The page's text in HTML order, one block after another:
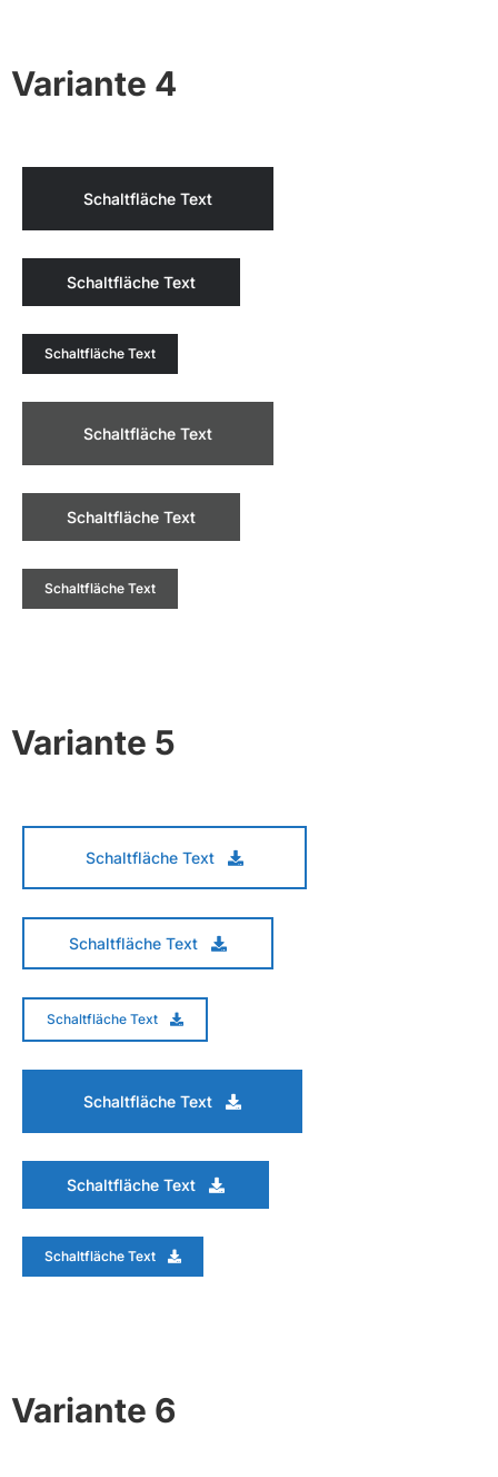
Variante 4
Schaltfläche Text
Schaltfläche Text
Schaltfläche Text
Schaltfläche Text
Schaltfläche Text
Schaltfläche Text
Variante 5
Schaltfläche Text
Schaltfläche Text
Schaltfläche Text
Schaltfläche Text
Schaltfläche Text
Schaltfläche Text
Variante 6